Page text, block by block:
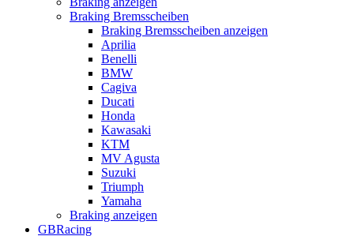
Braking Bremsscheiben
Braking Bremsscheiben anzeigen
Aprilia
Benelli
BMW
Cagiva
Ducati
Honda
Kawasaki
KTM
MV Agusta
Suzuki
Triumph
Yamaha
Braking anzeigen
GBRacing